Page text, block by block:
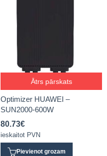
Ātrs pārskats
Optimizer HUAWEI –
SUN2000-600W
80.73€
ieskaitot PVN
Pievienot grozam